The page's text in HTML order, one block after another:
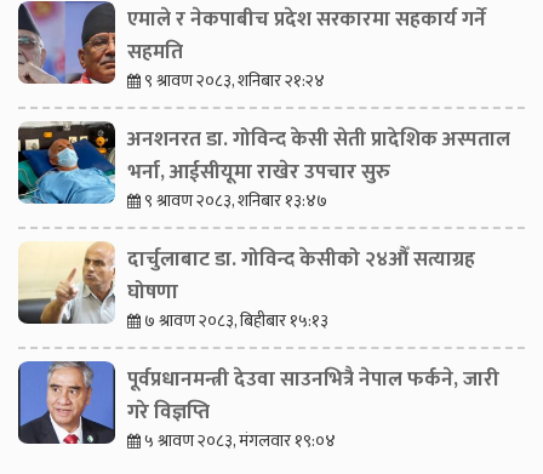
एमाले र नेकपाबीच प्रदेश सरकारमा सहकार्य गर्ने
सहमति
९ श्रावण २०८३, शनिबार २१:२४
अनशनरत डा. गोविन्द केसी सेती प्रादेशिक अस्पताल
भर्ना, आईसीयूमा राखेर उपचार सुरु
९ श्रावण २०८३, शनिबार १३:४७
दार्चुलाबाट डा. गोविन्द केसीको २४औँ सत्याग्रह
घोषणा
७ श्रावण २०८३, बिहीबार १५:१३
पूर्वप्रधानमन्त्री देउवा साउनभित्रै नेपाल फर्कने, जारी
गरे विज्ञप्ति
५ श्रावण २०८३, मंगलवार १९:०४